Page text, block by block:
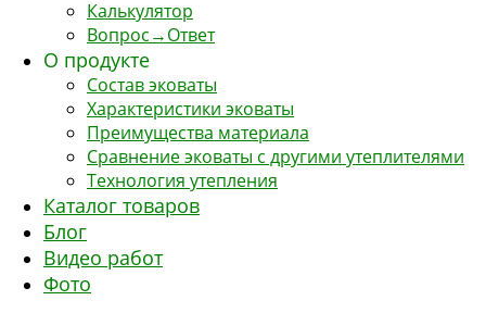
Калькулятор
Вопрос→Ответ
О продукте
Состав эковаты
Характеристики эковаты
Преимущества материала
Сравнение эковаты с другими утеплителями
Технология утепления
Каталог товаров
Блог
Видео работ
Фото